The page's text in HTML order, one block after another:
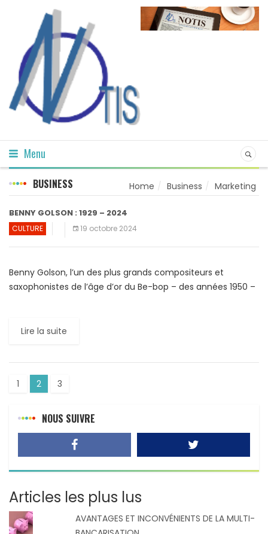
Menu
BUSINESS Home Business Marketing
BENNY GOLSON : 1929 – 2024
CULTURE 19 octobre 2024
Benny Golson, l’un des plus grands compositeurs et
saxophonistes de l’âge d’or du Be-bop – des années 1950 –
Lire la suite
1 2 3
NOUS SUIVRE
Articles les plus lus
AVANTAGES ET INCONVÉNIENTS DE LA MULTI-